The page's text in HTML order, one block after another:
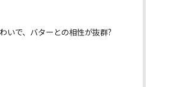
いで、バターとの相性が抜群?